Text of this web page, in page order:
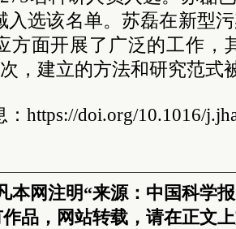
入选该名单。苏磊在新型
方面开展了广泛的工作，
，建立的方法和研究范式
https://doi.org/10.1016/
本网注明“来源：中国科学
品，网站转载，请在正文